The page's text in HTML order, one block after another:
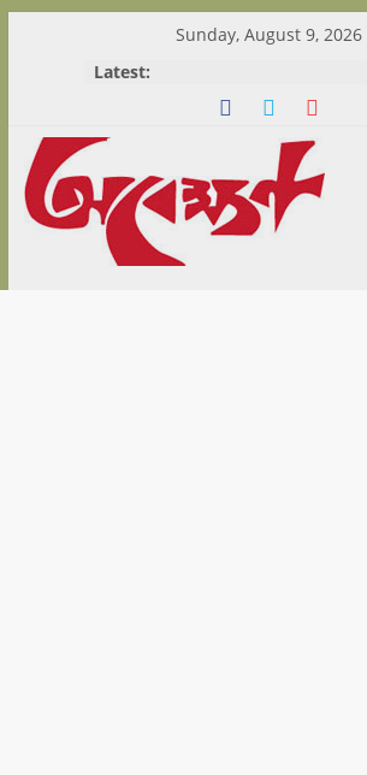
Sunday, August 9, 2026
Latest:
Abekshan.com